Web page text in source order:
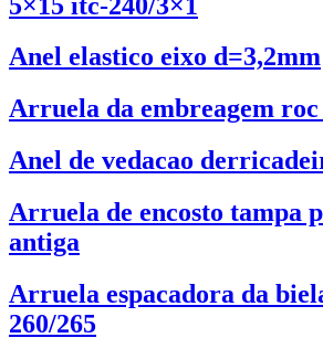
Anel elastico eixo d=3,2mm
Arruela da embreagem
Anel de vedacao
Arruela de encosto tampa
antiga
Arruela espacadora da
260/265